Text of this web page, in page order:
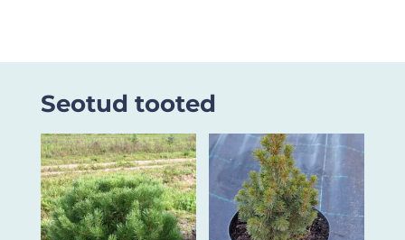
Seotud tooted